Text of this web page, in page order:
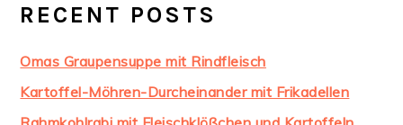
RECENT POSTS
Omas Graupensuppe mit Rindfleisch
Kartoffel-Möhren-Durcheinander mit Frikadellen